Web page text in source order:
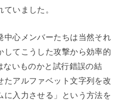
いました。
中心メンバーたちは当然それ
してこうした攻撃から効率的
いものかと試行錯誤の結
たアルファベット文字列を改
に入力させる」という方法を